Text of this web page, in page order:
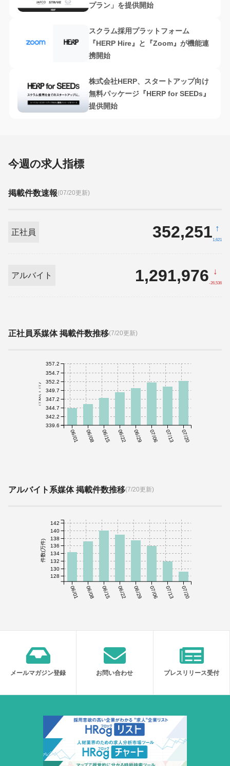
プラン」を提供開始
スクラム採用プラットフォーム
『HERP Hire』と『Zoom』が機能連
携開始
株式会社HERP、スタートアップ向け
無料パッケージ『HERP for SEEDs』
提供開始
今週の求人指標
掲載件数速報(07/20更新)
正社員 352,251 ↑
1,621
アルバイト 1,291,976 ↓
-26,536
正社員系媒体 掲載件数推移(7/20更新)
06/01 06/08 06/15 06/22 06/29 07/06 07/13 07/20
件数(千件)
339.6
342.2
344.7
347.2
349.7
352.2
354.7
357.2
アルバイト系媒体 掲載件数推移(7/20更新)
06/01 06/08 06/15 06/22 06/29 07/06 07/13 07/20
件数(万件)
128
130
132
134
136
138
140
142
メールマガジン登録 お問い合わせ プレスリリース受付